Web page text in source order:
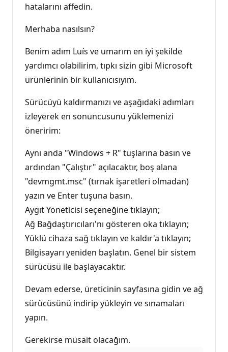
hatalarını affedin.
Merhaba nasılsın?
Benim adım Luís ve umarım en iyi şekilde
yardımcı olabilirim, tıpkı sizin gibi Microsoft
ürünlerinin bir kullanıcısıyım.
Sürücüyü kaldırmanızı ve aşağıdaki adımları
izleyerek en sonuncusunu yüklemenizi
öneririm:
Aynı anda "Windows + R" tuşlarına basın ve
ardından "Çalıştır" açılacaktır, boş alana
"devmgmt.msc" (tırnak işaretleri olmadan)
yazın ve Enter tuşuna basın.
Aygıt Yöneticisi seçeneğine tıklayın;
Ağ Bağdaştırıcıları'nı gösteren oka tıklayın;
Yüklü cihaza sağ tıklayın ve kaldır'a tıklayın;
Bilgisayarı yeniden başlatın. Genel bir sistem
sürücüsü ile başlayacaktır.
Devam ederse, üreticinin sayfasına gidin ve ağ
sürücüsünü indirip yükleyin ve sınamaları
yapın.
Gerekirse müsait olacağım.